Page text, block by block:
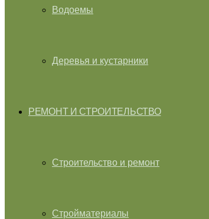
Водоемы
Деревья и кустарники
РЕМОНТ И СТРОИТЕЛЬСТВО
Строительство и ремонт
Стройматериалы